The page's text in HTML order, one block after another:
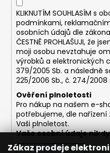
Zákaz prodeje
DEKANG
MALINA
10ML
11MG
169
Kč
Původně:
195
KLIKNUTÍM SOUHLASÍM s
podmínkami,
osobních údajů dle
ČESTNĚ PROHLAŠUJI, že
moji osobu nevztahuje
výrobků a elektronických
379/2005 Sb. a následně
225/2006 Sb., č. 274/2008
Ověření plnoletosti
Pro nákup na našem e-
potřebujeme, dle nařízení
Vaši plnoletost.
Vaše osobní údaje